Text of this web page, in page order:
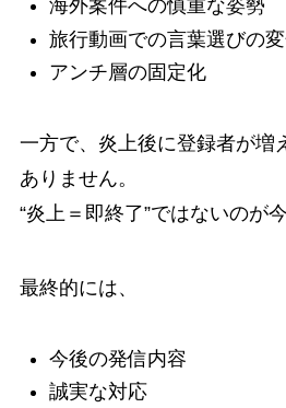
海外案件への慎重な姿勢
旅行動画での言葉選びの
アンチ層の固定化
一方で、炎上後に登録者が増
ありません。
“炎上＝即終了”ではないのが
最終的には、
今後の発信内容
誠実な対応